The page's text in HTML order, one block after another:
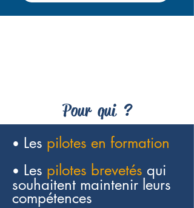
Pour qui ?
• Les pilotes en formation
• Les pilotes brevetés qui
souhaitent maintenir leurs
compétences